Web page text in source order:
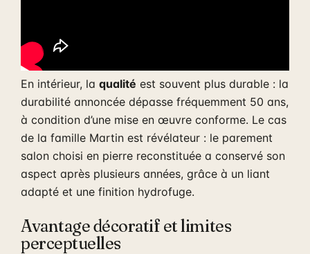
En intérieur, la qualité est souvent plus durable : la
durabilité annoncée dépasse fréquemment 50 ans,
à condition d’une mise en œuvre conforme. Le cas
de la famille Martin est révélateur : le parement
salon choisi en pierre reconstituée a conservé son
aspect après plusieurs années, grâce à un liant
adapté et une finition hydrofuge.
Avantage décoratif et limites
perceptuelles